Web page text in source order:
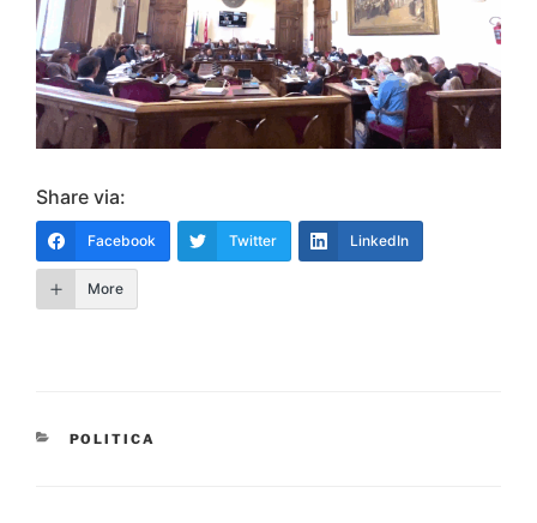
Share via:
Facebook Twitter LinkedIn
More
CATEGORIE
POLITICA